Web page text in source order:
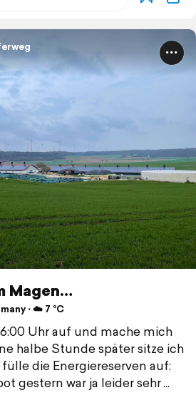
Magen…
⋅ ☁️ 7 °C
Uhr auf und mache mich
halbe Stunde später sitze ich
die Energiereserven auf:
gestern war ja leider sehr